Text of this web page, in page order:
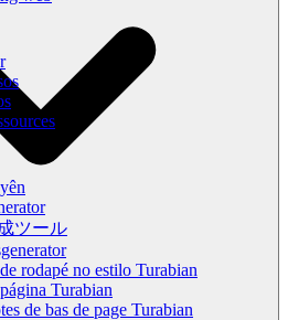
ツール
rodapé no estilo Turabian
Turabian
de bas de page Turabian